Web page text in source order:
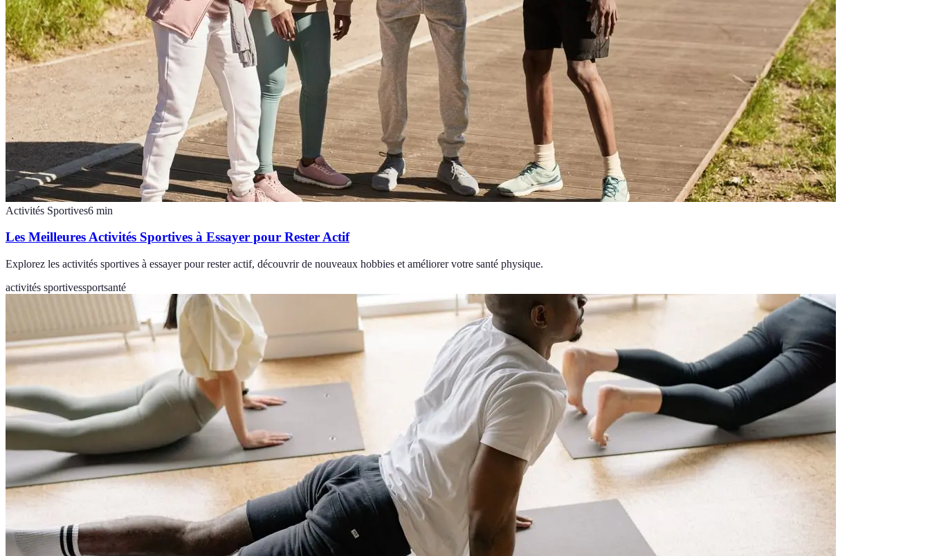
Activités Sportives6 min
Les Meilleures Activités Sportives à Essayer pour Rester Actif
Explorez les activités sportives à essayer pour rester actif, découvrir de nouveaux hobbies et améliorer votre santé physique.
activités sportivessportsanté